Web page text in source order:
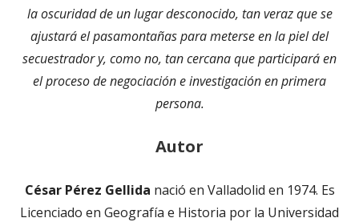
la oscuridad de un lugar desconocido, tan veraz que se
ajustará el pasamontañas para meterse en la piel del
secuestrador y, como no, tan cercana que participará en
el proceso de negociación e investigación en primera
persona.
Autor
César Pérez Gellida nació en Valladolid en 1974. Es
Licenciado en Geografía e Historia por la Universidad